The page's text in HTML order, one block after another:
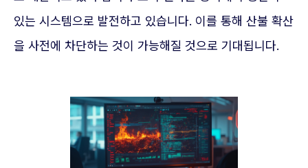
있는 시스템으로 발전하고 있습니다. 이를 통해 산불 확산
을 사전에 차단하는 것이 가능해질 것으로 기대됩니다.